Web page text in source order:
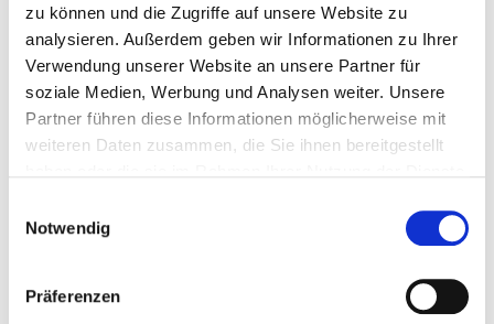
zu können und die Zugriffe auf unsere Website zu
analysieren. Außerdem geben wir Informationen zu Ihrer
Verwendung unserer Website an unsere Partner für
soziale Medien, Werbung und Analysen weiter. Unsere
Partner führen diese Informationen möglicherweise mit
weiteren Daten zusammen, die Sie ihnen bereitgestellt
Notwendig
Präferenzen